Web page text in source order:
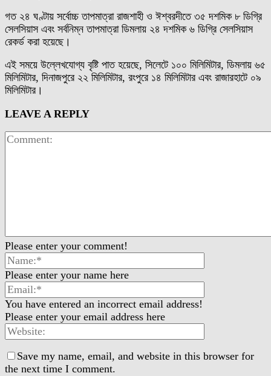
গত ২৪ ঘণ্টায় সর্বোচ্চ তাপমাত্রা রাজশাহী ও ঈশ্বরদীতে ৩৫ দশমিক ৮ ডিগ্রি
সেলসিয়াস এবং সর্বনিম্ন তাপমাত্রা ডিমলায় ২৪ দশমিক ৬ ডিগ্রি সেলসিয়াস
রেকর্ড করা হয়েছে।
এই সময়ে উল্লেখযোগ্য বৃষ্টি পাত হয়েছে, সিলেটে ১০০ মিলিমিটার, ডিমলায় ৬৫
মিলিমিটার, দিনাজপুরে ২২ মিলিমিটার, রংপুরে ১৪ মিলিমিটার এবং রাজারহাটে ০৯
মিলিমিটার।
LEAVE A REPLY
Please enter your comment!
Please enter your name here
You have entered an incorrect email address!
Please enter your email address here
Save my name, email, and website in this browser for
the next time I comment.